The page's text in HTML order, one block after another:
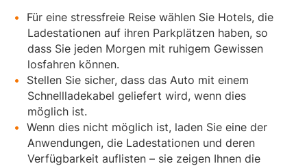
Für eine stressfreie Reise wählen Sie Hotels, die
Ladestationen auf ihren Parkplätzen haben, so
dass Sie jeden Morgen mit ruhigem Gewissen
losfahren können.
Stellen Sie sicher, dass das Auto mit einem
Schnellladekabel geliefert wird, wenn dies
möglich ist.
Wenn dies nicht möglich ist, laden Sie eine der
Anwendungen, die Ladestationen und deren
Verfügbarkeit auflisten – sie zeigen Ihnen die